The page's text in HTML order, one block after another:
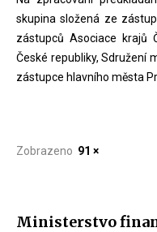
skupina složená ze
zástupců Asociace krajů
České republiky, Sdružení
zástupce hlavního města
Zobrazeno 91 ×
Ministerstvo